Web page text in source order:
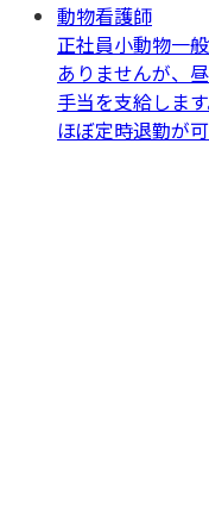
動物看護師
正社員小動物一般
ありませんが、
手当を支給しま
ほぼ定時退勤が可